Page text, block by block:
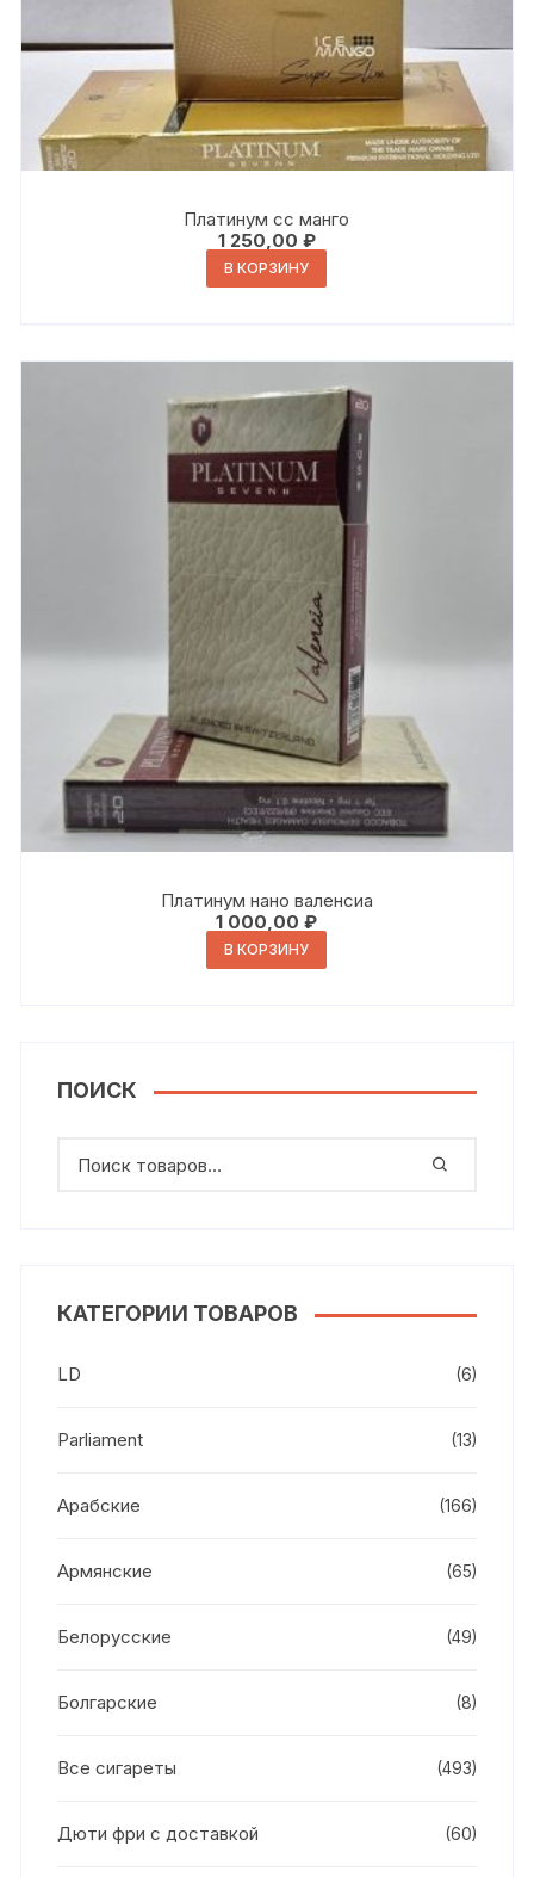
Платинум сс манго
1 250,00 ₽
В КОРЗИНУ
Платинум нано валенсиа
1 000,00₽
В КОРЗИНУ
ПОИСК
КАТЕГОРИИ ТОВАРОВ
LD (6)
Parliament (13)
Арабские (166)
Армянские (65)
Белорусские (49)
Болгарские (8)
Все сигареты (493)
Дюти фри с доставкой (60)